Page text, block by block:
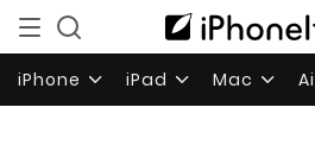
iPhone iPad Mac